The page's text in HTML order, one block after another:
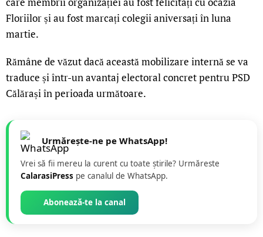
Floriilor și au fost marcați colegii aniversați în luna
martie.
Rămâne de văzut dacă această mobilizare internă se va
traduce și într-un avantaj electoral concret pentru PSD
Călărași în perioada următoare.
Urmărește-ne pe WhatsApp!
Vrei să fii mereu la curent cu toate știrile? Urmăreste
CalarasiPress pe canalul de WhatsApp.
Abonează-te la canal